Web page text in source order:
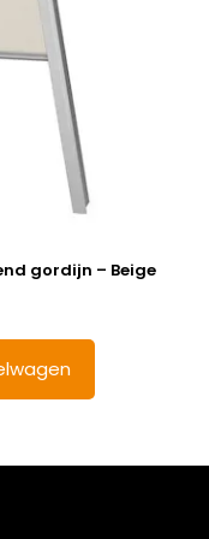
gordijn – Beige